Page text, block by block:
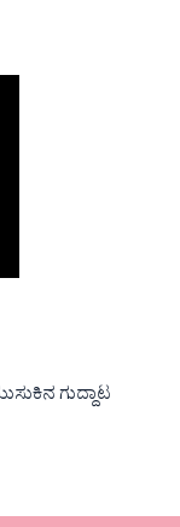
ಗುದ್ದಾಟ